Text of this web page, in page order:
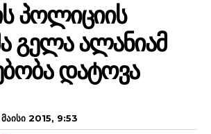
ᲞᲝᲚᲘᲪᲘᲘᲡ
ᲒᲔᲚᲐ ᲐᲚᲐᲜᲘᲐᲛ
ᲓᲐᲢᲝᲕᲐ
2015, 9:53